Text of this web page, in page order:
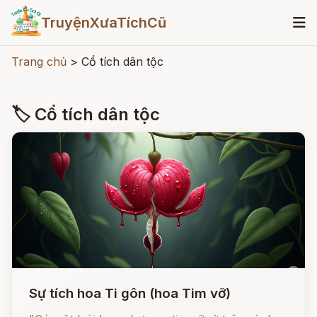
TruyệnXưaTíchCũ
Trang chủ > Cổ tích dân tộc
🏷 Cổ tích dân tộc
Sự tích hoa Ti gôn (hoa Tim vỡ)